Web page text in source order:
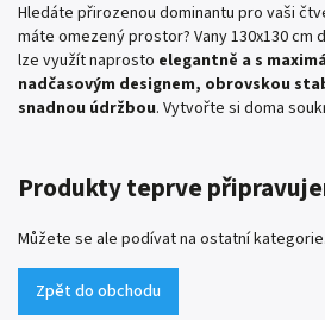
Hledáte přirozenou dominantu pro vaši
máte omezený prostor? Vany 130x130 cm
lze využít naprosto elegantně a s
nadčasovým designem, obrovskou
snadnou údržbou. Vytvořte si doma
Produkty teprve
Můžete se ale podívat na ostatní kategorie.
Zpět do obchodu